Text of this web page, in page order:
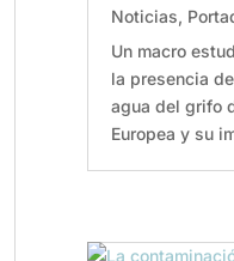
Noticias,
Un macro
la presencia
agua del grifo
Europea y su